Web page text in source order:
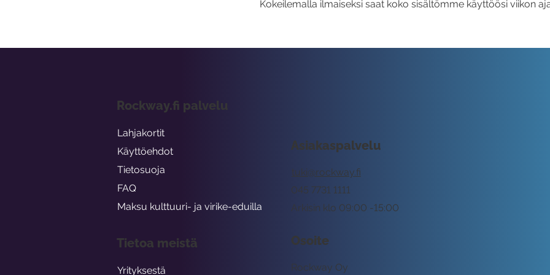
Kokeilemalla ilmaiseksi saat koko sisältömme käyttöösi viikon
Asiakaspalvelu
tuki@rockway.fi
Arkisin klo 09:00 -15:00
045 7731 1111
Osoite
Rockway Oy
Rockway.fi palvelu
Lahjakortit
Käyttöehdot
Tietosuoja
FAQ
Maksu kulttuuri- ja virike-eduilla
Tietoa meistä
Yrityksestä